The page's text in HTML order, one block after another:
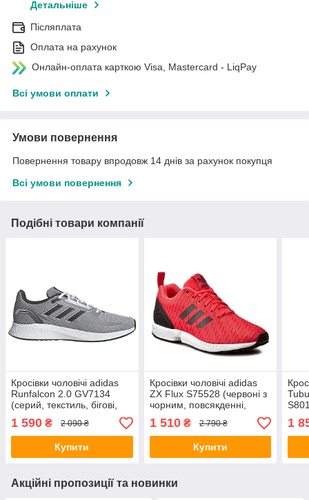
Детальніше
Післяплата
Оплата на рахунок
Онлайн-оплата карткою Visa, Mastercard - LiqPay
Всі умови оплати
Умови повернення
Повернення товару впродовж 14 днів за рахунок покупця
Всі умови повернення
Подібні товари компанії
Кросівки чоловічі adidas
Runfalcon 2.0 GV7134
(серий, текстиль, бігові,
адідас)
1 590 ₴ 2 090 ₴
Купити
Кросівки чоловічі adidas
ZX Flux S75528 (червоні з
чорним, повсякденні,
текстильний верх, бренд
адідас)
1 510₴ 2 790 ₴
Купити
1
Акційні пропозиції та новинки